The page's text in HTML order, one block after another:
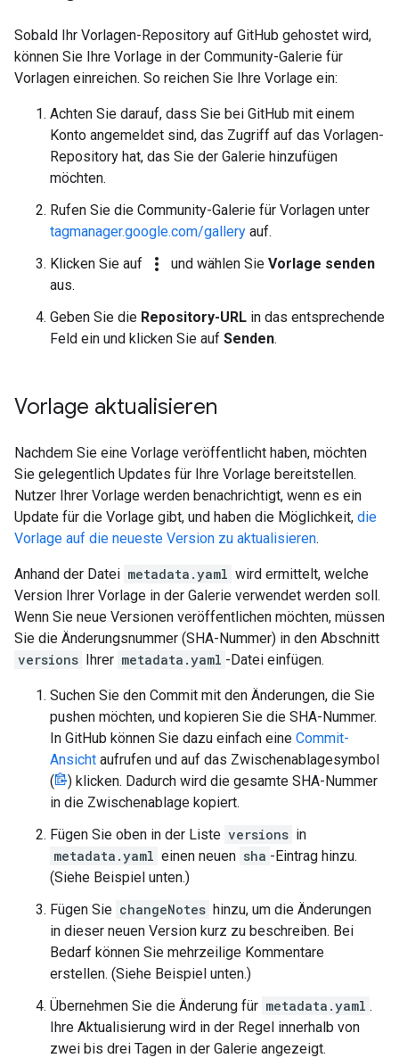
Sobald Ihr Vorlagen-Repository auf GitHub gehostet wird,
können Sie Ihre Vorlage in der Community-Galerie für
Vorlagen einreichen. So reichen Sie Ihre Vorlage ein:
Achten Sie darauf, dass Sie bei GitHub mit einem
Konto angemeldet sind, das Zugriff auf das Vorlagen-
Repository hat, das Sie der Galerie hinzufügen
möchten.
Rufen Sie die Community-Galerie für Vorlagen unter
tagmanager.google.com/gallery auf.
Klicken Sie auf
more_vert und wählen Sie Vorlage senden
aus.
Geben Sie die Repository-URL in das entsprechende
Feld ein und klicken Sie auf Senden.
Vorlage aktualisieren
Nachdem Sie eine Vorlage veröffentlicht haben, möchten
Sie gelegentlich Updates für Ihre Vorlage bereitstellen.
Nutzer Ihrer Vorlage werden benachrichtigt, wenn es ein
Update für die Vorlage gibt, und haben die Möglichkeit, die
Vorlage auf die neueste Version zu aktualisieren.
Anhand der Datei metadata.yaml wird ermittelt, welche
Version Ihrer Vorlage in der Galerie verwendet werden soll.
Wenn Sie neue Versionen veröffentlichen möchten, müssen
Sie die Änderungsnummer (SHA-Nummer) in den Abschnitt
versions Ihrer metadata.yaml -Datei einfügen.
Suchen Sie den Commit mit den Änderungen, die Sie
pushen möchten, und kopieren Sie die SHA-Nummer.
In GitHub können Sie dazu einfach eine Commit-
Ansicht aufrufen und auf das Zwischenablagesymbol
(
) klicken. Dadurch wird die gesamte SHA-Nummer
in die Zwischenablage kopiert.
Fügen Sie oben in der Liste versions in
metadata.yaml einen neuen sha -Eintrag hinzu.
(Siehe Beispiel unten.)
Fügen Sie changeNotes hinzu, um die Änderungen
in dieser neuen Version kurz zu beschreiben. Bei
Bedarf können Sie mehrzeilige Kommentare
erstellen. (Siehe Beispiel unten.)
Übernehmen Sie die Änderung für metadata.yaml .
Ihre Aktualisierung wird in der Regel innerhalb von
zwei bis drei Tagen in der Galerie angezeigt.